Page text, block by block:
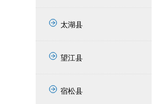
太湖县
望江县
宿松县